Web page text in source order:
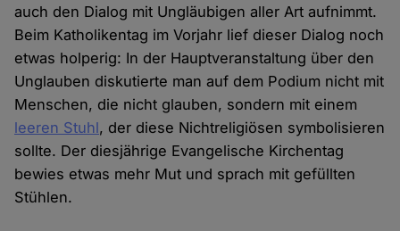
auch den Dialog mit Ungläubigen aller Art aufnimmt.
Beim Katholikentag im Vorjahr lief dieser Dialog noch
etwas holperig: In der Hauptveranstaltung über den
Unglauben diskutierte man auf dem Podium nicht mit
Menschen, die nicht glauben, sondern mit einem
leeren Stuhl, der diese Nichtreligiösen symbolisieren
sollte. Der diesjährige Evangelische Kirchentag
bewies etwas mehr Mut und sprach mit gefüllten
Stühlen.